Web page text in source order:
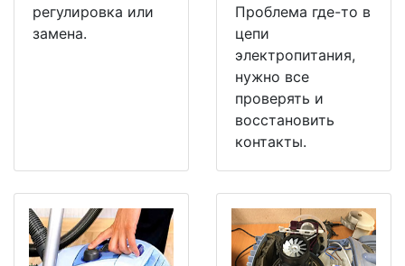
регулировка или
замена.
Проблема где-то в
цепи
электропитания,
нужно все
проверять и
восстановить
контакты.